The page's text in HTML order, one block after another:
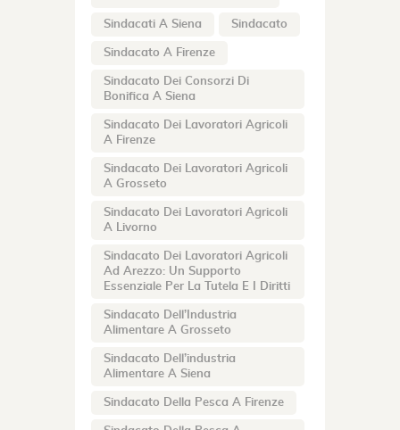
Sindacati A Siena Sindacato
Sindacato A Firenze
Sindacato Dei Consorzi Di
Bonifica A Siena
Sindacato Dei Lavoratori Agricoli
A Firenze
Sindacato Dei Lavoratori Agricoli
A Grosseto
Sindacato Dei Lavoratori Agricoli
A Livorno
Sindacato Dei Lavoratori Agricoli
Ad Arezzo: Un Supporto
Essenziale Per La Tutela E I Diritti
Sindacato Dell’Industria
Alimentare A Grosseto
Sindacato Dell’industria
Alimentare A Siena
Sindacato Della Pesca A Firenze